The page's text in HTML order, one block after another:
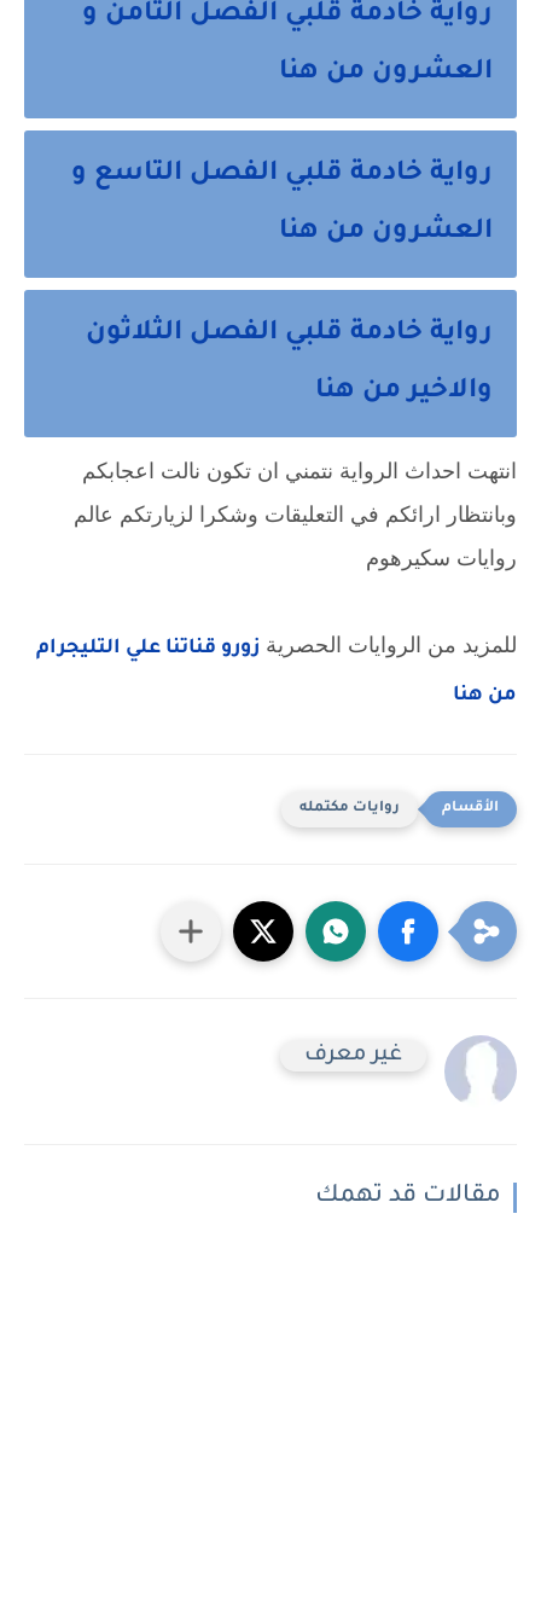
رواية خادمة قلبي الفصل الثامن و
العشرون من هنا
رواية خادمة قلبي الفصل التاسع و
العشرون من هنا
رواية خادمة قلبي الفصل الثلاثون
والاخير من هنا
انتهت احداث الرواية نتمني ان تكون نالت اعجابكم
وبانتظار ارائكم في التعليقات وشكرا لزيارتكم عالم
روايات سكيرهوم
للمزيد من الروايات الحصرية زورو قناتنا علي التليجرام
من هنا
روايات مكتمله
غير معرف
مقالات قد تهمك